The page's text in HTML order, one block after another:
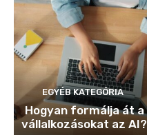
EGYÉB KATEGÓRIA
Hogyan formálja át a
vállalkozásokat az AI?